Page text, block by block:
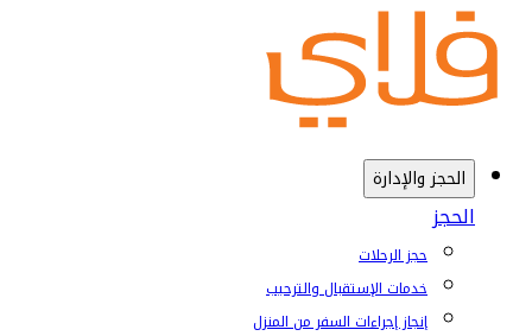
الحجز والإدارة
الحجز
حجز الرحلات
خدمات الإستقبال والترحيب
إنجاز إجراءات السفر من المنزل